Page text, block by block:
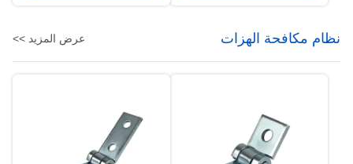
نظام مكافحة الهزات عرض المزيد >>